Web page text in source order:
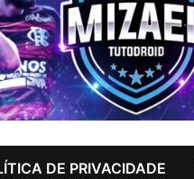
DE PRIVACIDADE